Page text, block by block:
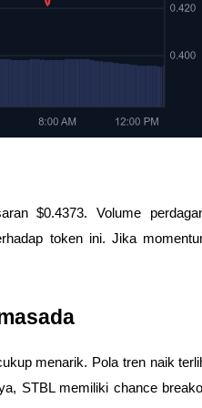
$0.4373. Volume
token ini. Jika
menarik. Pola tren naik
STBL memiliki chance